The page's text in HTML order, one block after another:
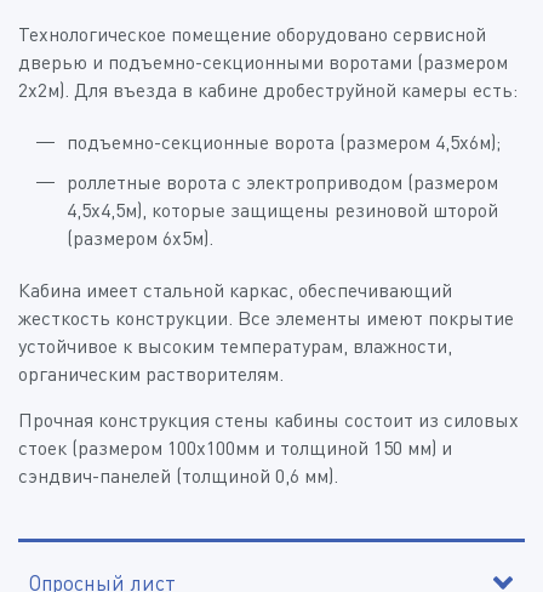
Технологическое помещение оборудовано сервисной
дверью и подъемно-секционными воротами (размером
2х2м). Для въезда в кабине дробеструйной камеры есть:
подъемно-секционные ворота (размером 4,5x6м);
роллетные ворота с электроприводом (размером
4,5x4,5м), которые защищены резиновой шторой
(размером 6x5м).
Кабина имеет стальной каркас, обеспечивающий
жесткость конструкции. Все элементы имеют покрытие
устойчивое к высоким температурам, влажности,
органическим растворителям.
Прочная конструкция стены кабины состоит из силовых
стоек (размером 100х100мм и толщиной 150 мм) и
сэндвич-панелей (толщиной 0,6 мм).
Опросный лист